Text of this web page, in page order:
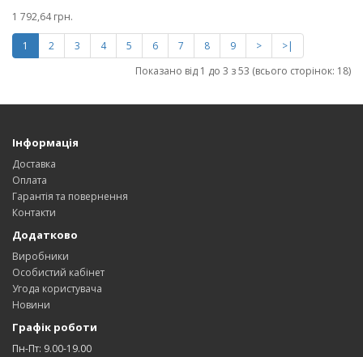
1 792,64 грн.
1 2 3 4 5 6 7 8 9 >
>|
Показано від 1 до 3 з 53 (всього сторінок: 18)
Інформація
Доставка
Оплата
Гарантія та повернення
Контакти
Додатково
Виробники
Особистий кабінет
Угода користувача
Новини
Графік роботи
Пн-Пт: 9.00-19.00